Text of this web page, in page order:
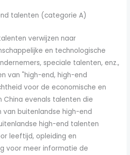
talenten (categorie A)
verwijzen naar
en technologische
speciale talenten, enz.,
van "high-end, high-end
voor de economische en
China evenals talenten die
buitenlandse high-end
high-end talenten
leeftijd, opleiding en
voor meer informatie de